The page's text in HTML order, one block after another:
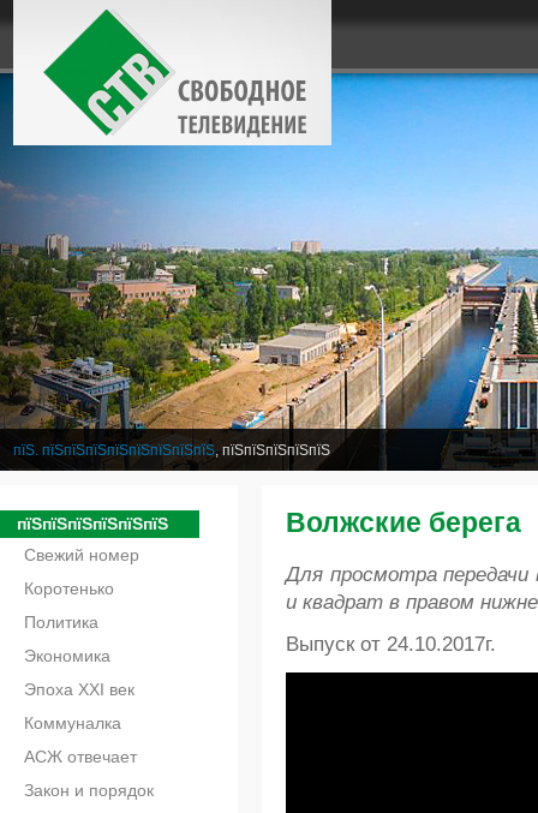
пїЅ. пїЅпїЅпїЅпїЅпїЅпїЅпїЅпїЅ, пїЅпїЅпїЅпїЅпїЅ
пїЅпїЅпїЅпїЅпїЅпїЅ
Свежий номер
Коротенько
Политика
Экономика
Эпоха XXI век
Коммуналка
АСЖ отвечает
Закон и порядок
Волжские берега
Для просмотра
и квадрат в правом
Выпуск от 24.10.2017г.